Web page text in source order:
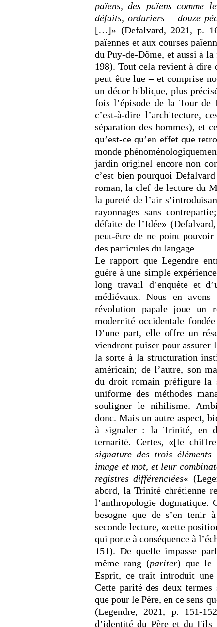
païens, des païens comme
défaits, orduriers – douze
[…]» (Defalvard, 2021, p.
païennes et aux courses
du Puy-de-Dôme, et aussi à
198). Tout cela revient à dire
peut être lue – et comprise
un décor biblique, plus
fois l’épisode de la Tour de
c’est-à-dire l’architecture,
séparation des hommes), et
qu’est-ce qu’en effet que
monde
jardin originel encore non
c’est bien pourquoi
roman, la clef de lecture du
la pureté de l’air
rayonnages sans
défaite de l’Idée»
peut-être de ne point
des particules du langage.
Le rapport que Legendre
guère à une simple
long travail d’enquête et
médiévaux. Nous en
révolution papale joue un
modernité occidentale
D’une part, elle offre un
viendront puiser pour assurer
la sorte à la structuration
américain; de l’autre, son
du droit romain préfigure la
uniforme des méthodes
souligner le nihilisme.
donc. Mais un autre aspect,
à signaler : la Trinité, en
ternarité. Certes, «[le
signature des trois
image et mot, et leur
registres différenciées«
abord, la Trinité chrétienne
l’anthropologie dogmatique.
besogne que de s’en tenir
seconde lecture, «cette
qui porte à conséquence à
151). De quelle impasse
même rang (pariter) que le
Esprit, ce trait introduit
Cette parité des deux
que pour le Père, en ce sens
(Legendre, 2021, p. 151-
d’identité du Père et du Fils